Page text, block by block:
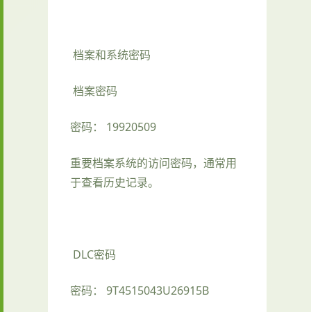
档案和系统密码
档案密码
密码： 19920509
重要档案系统的访问密码，通常用
于查看历史记录。
DLC密码
密码： 9T4515043U26915B